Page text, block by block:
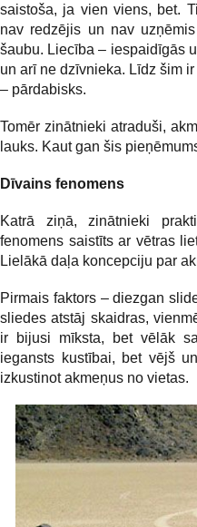
saistoša, ja vien viens, bet.
nav redzējis un nav
šaubu. Liecība – iespaidīgās
un arī ne dzīvnieka. Līdz šim
– pārdabisks.
Tomēr zinātnieki atraduši,
lauks. Kaut gan šis
Dīvains fenomens
Katrā ziņā, zinātnieki
fenomens saistīts ar vētras
Lielākā daļa koncepciju par
Pirmais faktors – diezgan
sliedes atstāj skaidras,
ir bijusi mīksta, bet vēlāk
iegansts kustībai, bet vējš
izkustinot akmeņus no vietas.